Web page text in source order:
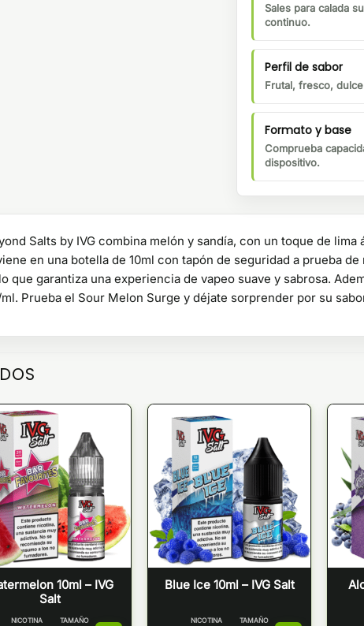
Sales para calada
continuo.
Perfil de sabor
Frutal, fresco,
Formato y base
Comprueba
dispositivo.
Salts by IVG combina melón y sandía, con un toque de
en una botella de 10ml con tapón de seguridad a prueba
que garantiza una experiencia de vapeo suave y sabrosa.
Prueba el Sour Melon Surge y déjate sorprender por su
10ml – IVG
Salt
NICOTINA TAMAÑO
Blue Ice 10ml – IVG Salt
NICOTINA TAMAÑO